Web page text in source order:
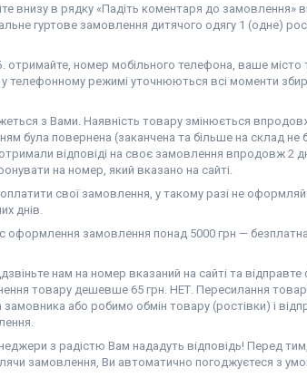
внизу в рядку «Падіть коментаря до замовлення»
гуртове замовлення дитячого одягу 1 (одне)
номер мобільного телефона, ваше місто
режимі уточнюються всі моменти
з Вами. Наявність товару змінюється
була повернена (заканчена та більше на склад не
відповіді на своє замовлення впродовж 2
на номер, який вказано на сайті.
свої замовлення, у такому разі не
днів.
оформлення замовлення понад 5000 грн —
нам на номер вказаний на сайті та
товару дешевше 65 грн. НЕТ. Пересилання
або робимо обмін товару (ростівки) і
з радістю Вам нададуть відповідь! Перед
замовлення, Ви автоматично погоджуєтеся з